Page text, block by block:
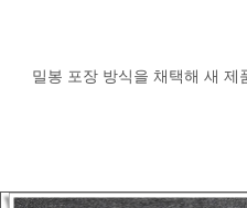
밀봉 포장 방식을 채택해 새 제